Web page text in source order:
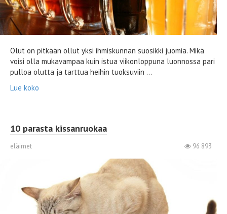
Olut on pitkään ollut yksi ihmiskunnan suosikki juomia. Mikä
voisi olla mukavampaa kuin istua viikonloppuna luonnossa pari
pulloa olutta ja tarttua heihin tuoksuviin ...
Lue koko
10 parasta kissanruokaa
eläimet 96 893